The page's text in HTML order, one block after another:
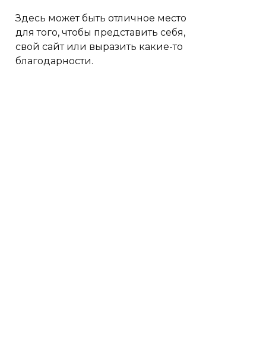
Здесь может быть отличное место
для того, чтобы представить себя,
свой сайт или выразить какие-то
благодарности.